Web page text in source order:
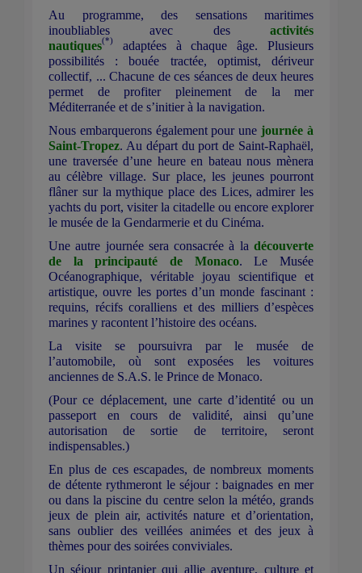
Au programme, des sensations maritimes
inoubliables avec des activités
nautiques(*)
adaptées à chaque âge. Plusieurs
possibilités : bouée tractée, optimist, dériveur
collectif, ... Chacune de ces séances de deux heures
permet de profiter pleinement de la mer
Méditerranée et de s’initier à la navigation.
Nous embarquerons également pour une journée à
Saint-Tropez. Au départ du port de Saint-Raphaël,
une traversée d’une heure en bateau nous mènera
au célèbre village. Sur place, les jeunes pourront
flâner sur la mythique place des Lices, admirer les
yachts du port, visiter la citadelle ou encore explorer
le musée de la Gendarmerie et du Cinéma.
Une autre journée sera consacrée à la découverte
de la principauté de Monaco. Le Musée
Océanographique, véritable joyau scientifique et
artistique, ouvre les portes d’un monde fascinant :
requins, récifs coralliens et des milliers d’espèces
marines y racontent l’histoire des océans.
La visite se poursuivra par le musée de
l’automobile, où sont exposées les voitures
anciennes de S.A.S. le Prince de Monaco.
(Pour ce déplacement, une carte d’identité ou un
passeport en cours de validité, ainsi qu’une
autorisation de sortie de territoire, seront
indispensables.)
En plus de ces escapades, de nombreux moments
de détente rythmeront le séjour : baignades en mer
ou dans la piscine du centre selon la météo, grands
jeux de plein air, activités nature et d’orientation,
sans oublier des veillées animées et des jeux à
thèmes pour des soirées conviviales.
Un séjour printanier qui allie aventure, culture et